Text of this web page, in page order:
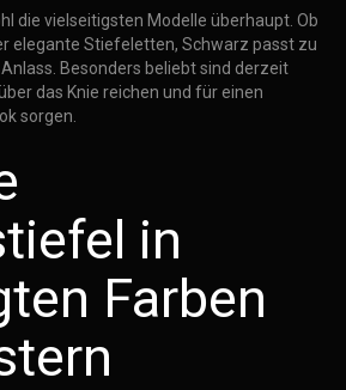
die vielseitigsten Modelle überhaupt. Ob
elegante Stiefeletten, Schwarz passt zu
Besonders beliebt sind derzeit
das Knie reichen und für einen
sorgen.
in
Farben